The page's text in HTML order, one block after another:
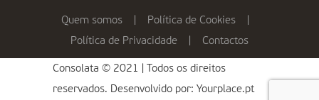
Quem somos Política de Cookies
Política de Privacidade
Contactos
Consolata © 2021 | Todos os direitos
reservados. Desenvolvido por: Yourplace.pt